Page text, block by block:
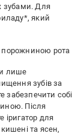
зубами. Для
який
порожниною рота
лише
зубів за
забезпечити собі
Після
іригатор для
та ясен,